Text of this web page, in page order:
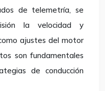
de telemetría, se
la velocidad y
ajustes del motor
son fundamentales
de conducción